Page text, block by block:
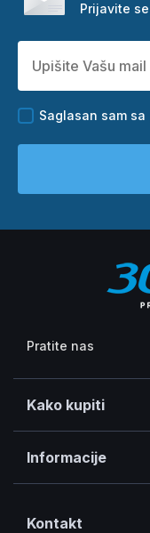
Prijavite
Saglasan sam sa
Pratite nas
Kako kupiti
Informacije
Kontakt